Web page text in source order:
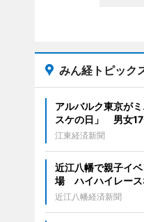
みん経トピック
アルバルク東京が
スケの日」 男女
江東経済新聞
近江八幡で親子イ
場 ハイハイレース
近江八幡経済新聞